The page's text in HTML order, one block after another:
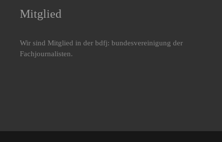
Mitglied
Wir sind Mitglied in der bdfj: bundesvereinigung der
Fachjournalisten.